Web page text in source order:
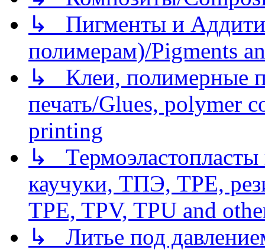
↳ Пигменты и
полимерам)/Pigments
↳ Клеи, полимерные
печать/Glues, polymer
printing
↳
каучуки, ТПЭ, TPE,
TPE, TPV, TPU and
↳ Литье под